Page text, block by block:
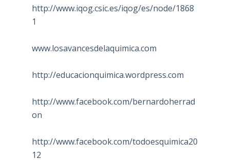
http://www.iqog.csic.es/iqog/es/node/1868
1
www.losavancesdelaquimica.com
http://educacionquimica.wordpress.com
http://www.facebook.com/bernardoherrad
on
http://www.facebook.com/todoesquimica20
12